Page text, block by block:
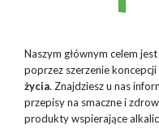
Naszym głównym celem
poprzez szerzenie koncepcji
życia. Znajdziesz u nas
przepisy na smaczne i
produkty wspierające